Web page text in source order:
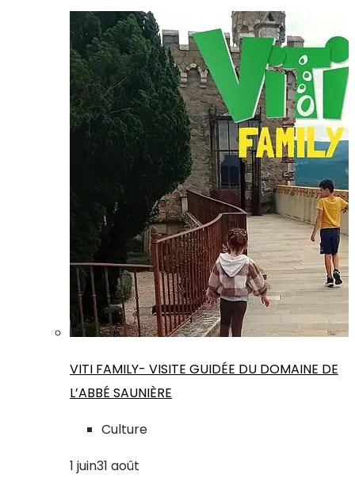
VITI FAMILY- VISITE GUIDÉE DU DOMAINE DE
L’ABBÉ SAUNIÈRE
Culture
1 juin31 août